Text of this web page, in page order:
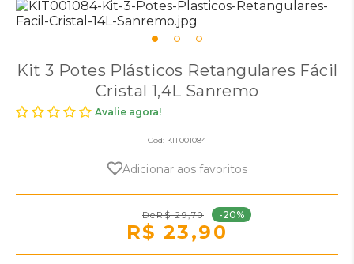
Kit 3 Potes Plásticos Retangulares Fácil
Cristal 1,4L Sanremo
Avalie agora!
Cod: KIT001084
Adicionar aos favoritos
R$ 29,70 -20%
R$ 23,90